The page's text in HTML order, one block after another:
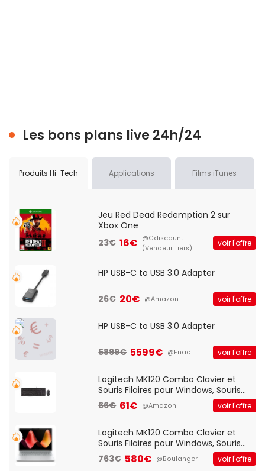
Les bons plans live 24h/24
Produits Hi-Tech Applications Films iTunes
Jeu Red Dead Redemption 2 sur
Xbox One
23€ 16€ @Cdiscount
(Vendeur Tiers)
voir l'offre
HP USB-C to USB 3.0 Adapter
26€ 20€ @Amazon voir l'offre
HP USB-C to USB 3.0 Adapter
5899€ 5599€ @Fnac voir l'offre
Logitech MK120 Combo Clavier et
Souris Filaires pour Windows, Souris
Optique Filaire, Connexion USB Plug
And Play, Confortable, Taille
QWERTY UK - Noir
66€ 61€ @Amazon voir l'offre
Logitech MK120 Combo Clavier et
Souris Filaires pour Windows, Souris
Optique Filaire, Connexion USB Plug
And Play, Confortable, Taille
763€ 580€ @Boulanger voir l'offre